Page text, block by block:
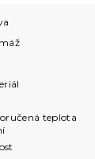
teplota